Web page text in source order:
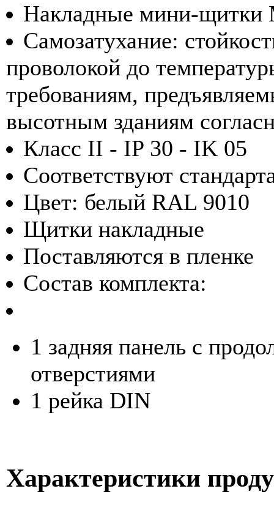
Накладные мини-щитки
Самозатухание:
проволокой до
требованиям,
высотным зданиям
Класс II - IP 30 - IK 05
Соответствуют
Цвет: белый RAL 9010
Щитки накладные
Поставляются в пленке
Состав комплекта:
1 задняя панель с
отверстиями
1 рейка DIN
Характеристики